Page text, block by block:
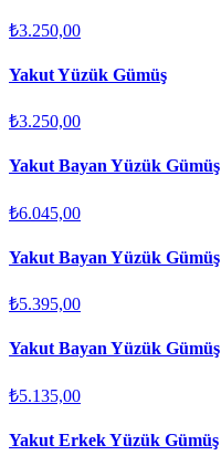
₺3.250,00
Yakut Yüzük Gümüş
₺3.250,00
Yakut Bayan Yüzük Gümüş
₺6.045,00
Yakut Bayan Yüzük Gümüş
₺5.395,00
Yakut Bayan Yüzük Gümüş
₺5.135,00
Yakut Erkek Yüzük Gümüş